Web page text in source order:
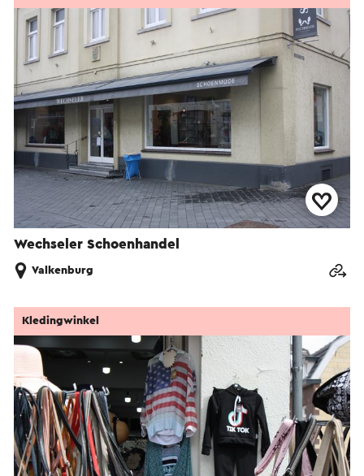
Wechseler Schoenhandel
Valkenburg
Kledingwinkel